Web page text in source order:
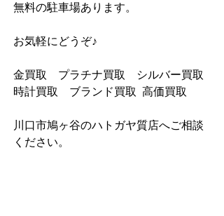
無料の駐車場あります。
お気軽にどうぞ♪
金買取　プラチナ買取　シルバー買取
時計買取　ブランド買取  高価買取
川口市鳩ヶ谷のハトガヤ質店へご相談
ください。